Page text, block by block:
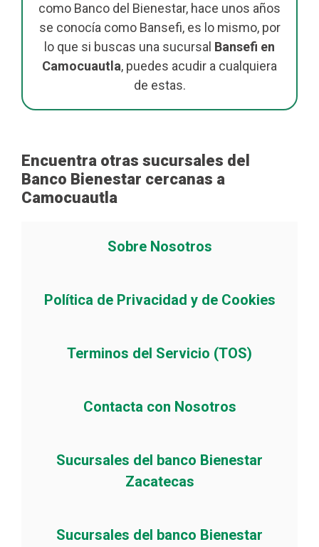
como Banco del Bienestar, hace unos años
se conocía como Bansefi, es lo mismo, por
lo que si buscas una sucursal Bansefi en
Camocuautla, puedes acudir a cualquiera
de estas.
Encuentra otras sucursales del
Banco Bienestar cercanas a
Camocuautla
Sobre Nosotros
Política de Privacidad y de Cookies
Terminos del Servicio (TOS)
Contacta con Nosotros
Sucursales del banco Bienestar
Zacatecas
Sucursales del banco Bienestar